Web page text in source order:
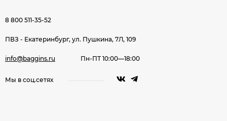
8 800 511-35-52
ПВЗ - Екатеринбург, ул. Пушкина, 7Л, 109
info@baggins.ru Пн-ПТ 10:00—18:00
Мы в соц.сетях